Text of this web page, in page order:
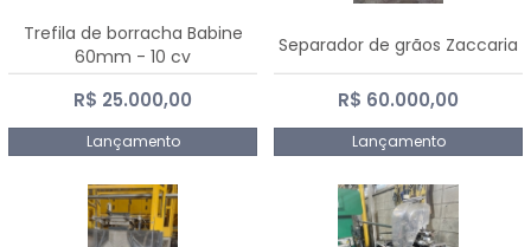
Trefila de borracha Babine
60mm - 10 cv
R$ 25.000,00
Lançamento
Separador de grãos Zaccaria
R$ 60.000,00
Lançamento